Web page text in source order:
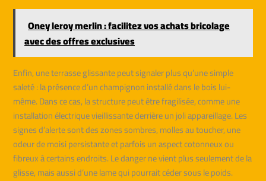
Oney leroy merlin : facilitez vos achats bricolage
avec des offres exclusives
Enfin, une terrasse glissante peut signaler plus qu’une simple
saleté : la présence d’un champignon installé dans le bois lui-
même. Dans ce cas, la structure peut être fragilisée, comme une
installation électrique vieillissante derrière un joli appareillage. Les
signes d’alerte sont des zones sombres, molles au toucher, une
odeur de moisi persistante et parfois un aspect cotonneux ou
fibreux à certains endroits. Le danger ne vient plus seulement de la
glisse, mais aussi d’une lame qui pourrait céder sous le poids.